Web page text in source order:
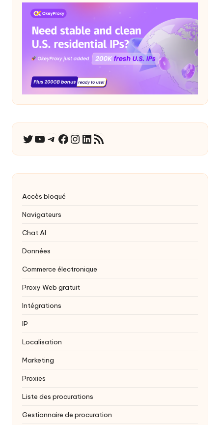
Twitter
YouTube
Télégramme
Facebook
Instagram
LinkedIn
Flux RSS
Accès bloqué
Navigateurs
Chat AI
Données
Commerce électronique
Proxy Web gratuit
Intégrations
IP
Localisation
Marketing
Proxies
Liste des procurations
Gestionnaire de procuration